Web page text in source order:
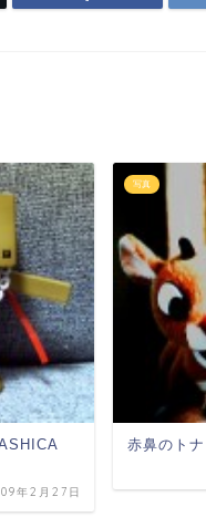
年2月27日
写真
赤鼻のト